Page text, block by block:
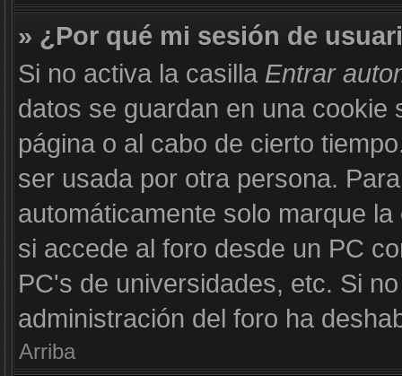
» ¿Por qué mi sesión de
Si no activa la casilla Entrar
datos se guardan en una cookie
página o al cabo de cierto
ser usada por otra persona.
automáticamente solo marque
si accede al foro desde un PC
PC's de universidades, etc. Si
administración del foro ha
Arriba